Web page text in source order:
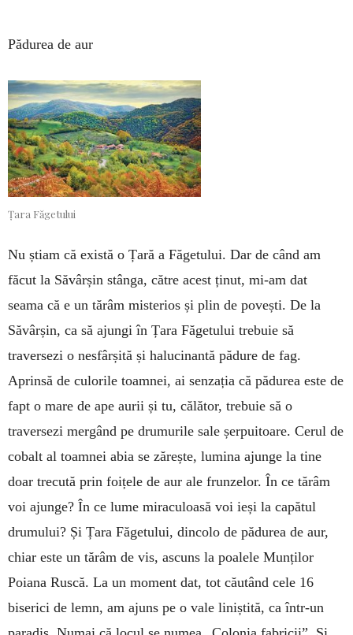
Pădurea de aur
Țara Făgetului
Nu știam că există o Țară a Făgetului. Dar de când am
făcut la Săvârșin stânga, către acest ținut, mi-am dat
seama că e un tărâm misterios și plin de povești. De la
Săvârșin, ca să ajungi în Țara Făgetului trebuie să
traversezi o nesfârșită și halucinantă pădure de fag.
Aprinsă de culorile toamnei, ai senzația că pădurea este de
fapt o mare de ape aurii și tu, călător, trebuie să o
traversezi mergând pe drumurile sale șerpuitoare. Cerul de
cobalt al toamnei abia se zărește, lumina ajunge la tine
doar trecută prin foițele de aur ale frunzelor. În ce tărâm
voi ajunge? În ce lume miraculoasă voi ieși la capătul
drumului? Și Țara Făgetului, dincolo de pădurea de aur,
chiar este un tărâm de vis, ascuns la poalele Munților
Poiana Ruscă. La un moment dat, tot căutând cele 16
biserici de lemn, am ajuns pe o vale liniștită, ca într-un